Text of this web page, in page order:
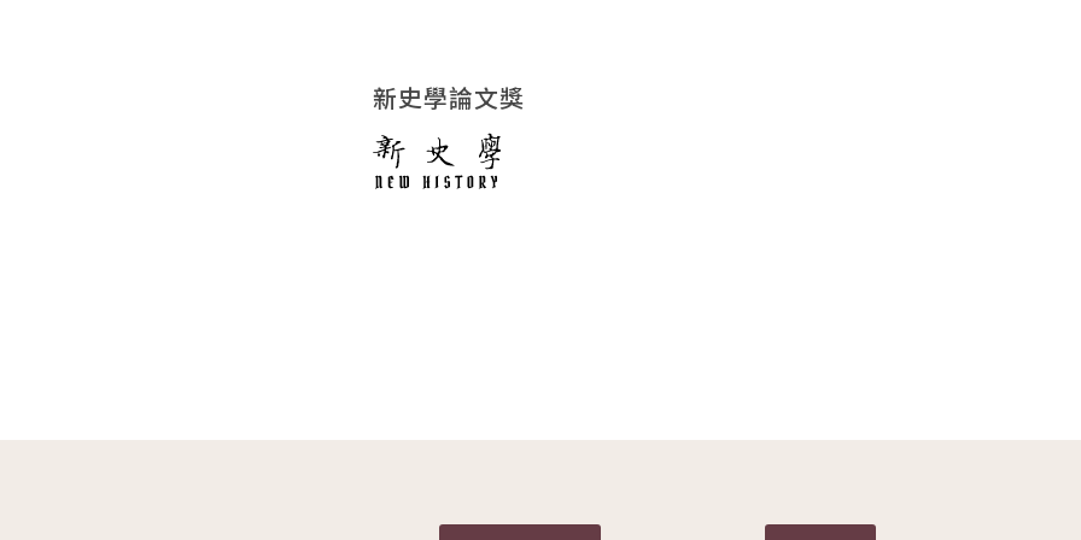
新史學論文獎